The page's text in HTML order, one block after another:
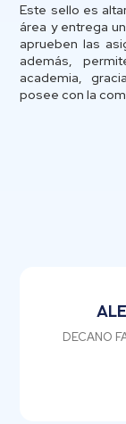
Este sello es
área y entrega
aprueben las
además,
academia,
posee con la
DECANO